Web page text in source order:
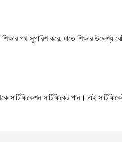
পথ সুপারিশ করে, যাতে শিক্ষার উদ্দেশ্য
সার্টিফিকেশন সার্টিফিকেট পান। এই